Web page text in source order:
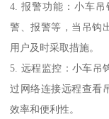
4. 报警功能：小车
警、报警等，当吊钩
用户及时采取措施。
5. 远程监控：小车吊
过网络连接远程查看
效率和便利性。